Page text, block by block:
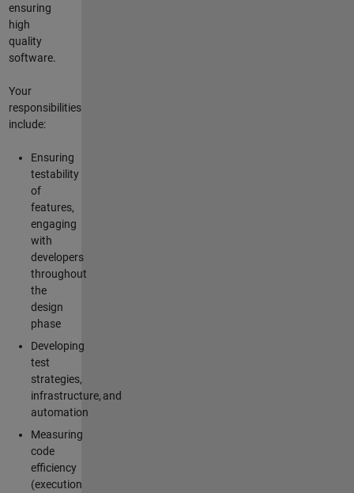
ensuring
high
quality
software.
Your
responsibilities
include:
Ensuring
testability
of
features,
engaging
with
developers
throughout
the
design
phase
Developing
test
strategies,
infrastructure, and
automation
Measuring
code
efficiency
(execution